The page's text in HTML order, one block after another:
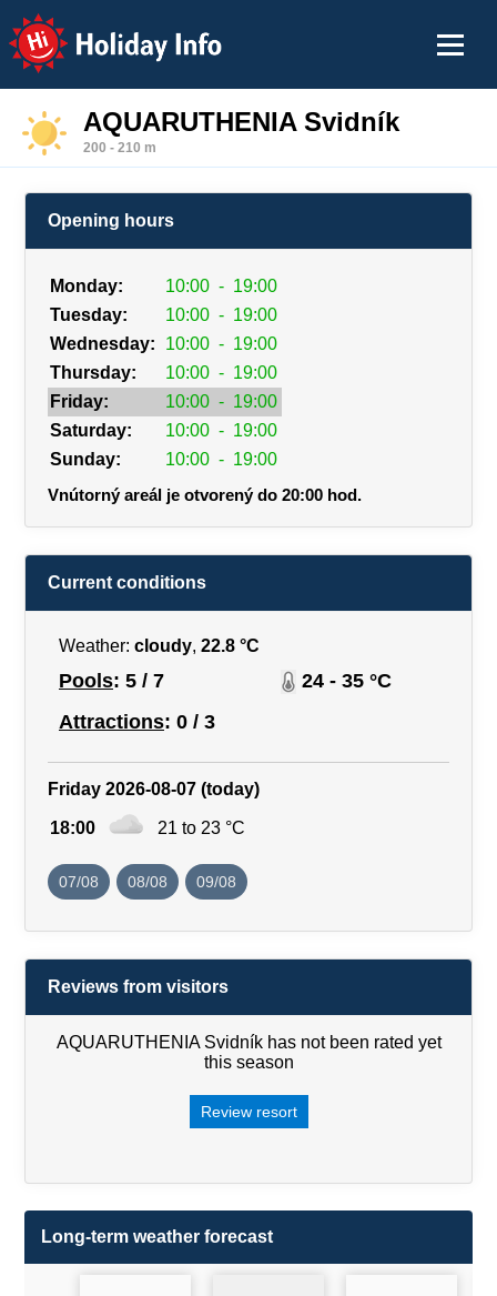
Holiday Info
AQUARUTHENIA Svidník
200 - 210 m
Opening hours
Monday: 10:00 - 19:00
Tuesday:
10:00 - 19:00
Wednesday:
10:00 - 19:00
Thursday:
10:00 - 19:00
Friday:
10:00 - 19:00
Saturday:
10:00 - 19:00
Sunday:
10:00 - 19:00
Vnútorný areál je otvorený do 20:00 hod.
Current conditions
Weather: cloudy, 22.8 °C
Pools: 5 / 7
24 - 35 °C
Attractions: 0 / 3
Friday 2026-08-07 (today)
18:00 21 to 23 °C
07/08 08/08 09/08
Reviews from visitors
AQUARUTHENIA Svidník has not been rated yet
this season
Review resort
Long-term weather forecast